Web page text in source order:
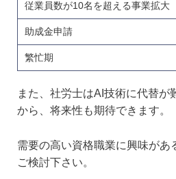
従業員数が10名を超える事業拡大
助成金申請
繁忙期
また、社労士はAI技術に代替が
から、将来性も期待できます。
需要の高い資格職業に興味があ
ご検討下さい。